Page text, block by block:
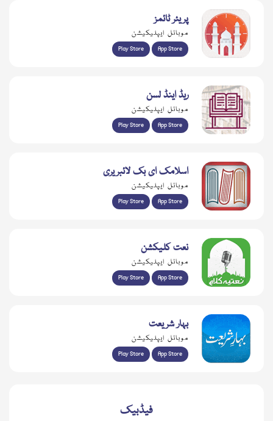
پریئر ٹائمز
موبائل ایپلیکیشن
Play Store App Store
ریڈ اینڈ لسن
موبائل ایپلیکیشن
Play Store App Store
اسلامک ای بک لائبریری
موبائل ایپلیکیشن
Play Store App Store
نعت کلیکشن
موبائل ایپلیکیشن
Play Store App Store
بہار شریعت
موبائل ایپلیکیشن
Play Store App Store
فیڈبیک